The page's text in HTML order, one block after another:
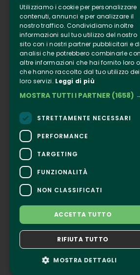
Tenuta Selvaggia
Contatti
Biglietteria
Clappit
Informazione
Seguici
Facebook
Connect
CONTATTI
Per informazioni e supporto
Per informazioni sul programma e
organizzatore
Dichiarazione di accessibilità
Utilizziamo i cookie per personalizzare
contenuti, annunci e per analizzare il
nostro traffico. Condividiamo inoltre
informazioni sul tuo utilizzo del nostro
sito con i nostri partner pubblicitari e di
analisi che potrebbero combinarle con
altre informazioni che hai fornito loro o
che hanno raccolto dal tuo utilizzo dei
loro servizi. Leggi di più
MOSTRA TUTTI I PARTNER (1658)
STRETTAMENTE NECESSARI
PERFORMANCE
TARGETING
FUNZIONALITÀ
NON CLASSIFICATI
ACCETTA TUTTO
RIFIUTA TUTTO
MOSTRA DETTAGLI